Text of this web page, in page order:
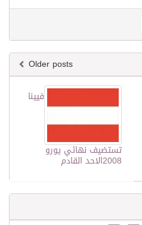
Older posts
فيينا
تستضيف نهائي يورو
2008الاحد القادم